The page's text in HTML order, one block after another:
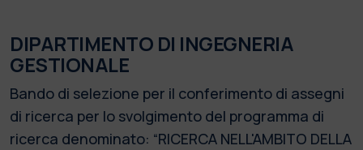
DIPARTIMENTO DI INGEGNERIA
GESTIONALE
Bando di selezione per il conferimento di assegni
di ricerca per lo svolgimento del programma di
ricerca denominato: “RICERCA NELL'AMBITO DELLA